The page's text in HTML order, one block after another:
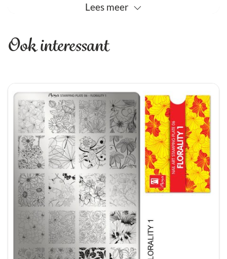
Allereerst biedt deze stamping plate een enorme
diversiteit aan patronen. Zo vind je niet alleen
zeesterren, hartjes, vlinders en sierlijke
ornamenten. Hierdoor kun je zowel romantische,
zomerse als elegante nail art ontwerpen creëren.
Daarnaast zijn de afbeeldingen diep en scherp
gegraveerd. Hierdoor nemen ze de stamping
polish uitstekend op, waardoor de designs strak
en duidelijk op de nagel worden overgebracht.
Dit maakt de plate geschikt voor zowel
beginnende als ervaren nagelstylisten.
Perfect voor elk seizoen
Wat deze stamping plate extra bijzonder maakt, is
Lees meer
Ook interessant